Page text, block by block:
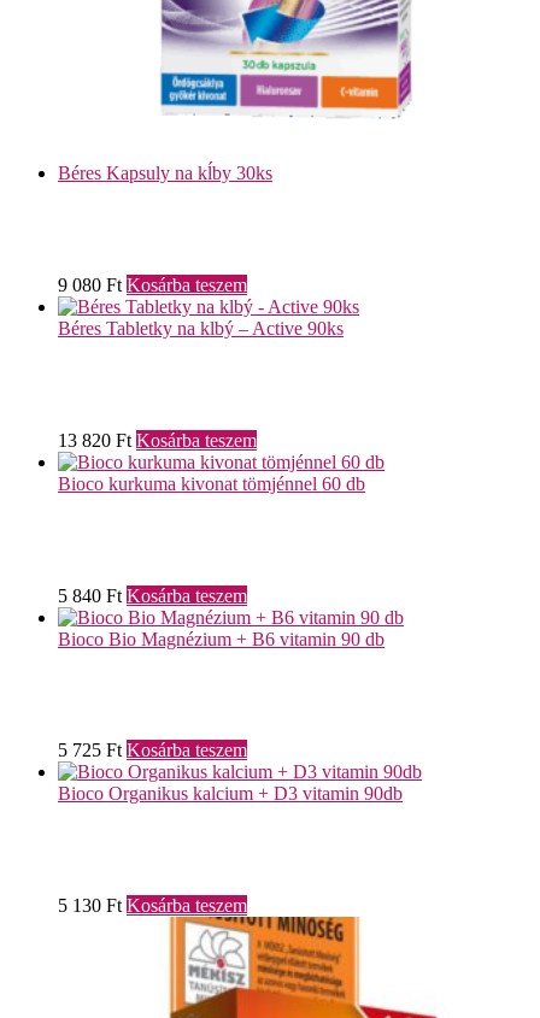
Béres Kapsuly na kĺby 30ks
9 080 Ft Kosárba teszem
Béres Tabletky na klbý – Active 90ks
13 820 Ft Kosárba teszem
Bioco kurkuma kivonat tömjénnel 60 db
5 840 Ft Kosárba teszem
Bioco Bio Magnézium + B6 vitamin 90 db
5 725 Ft Kosárba teszem
Bioco Organikus kalcium + D3 vitamin 90db
5 130 Ft Kosárba teszem